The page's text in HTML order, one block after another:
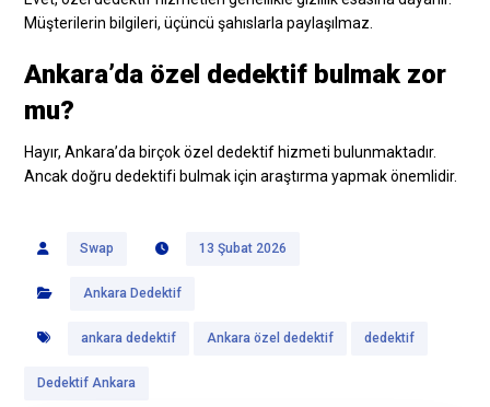
Müşterilerin bilgileri, üçüncü şahıslarla paylaşılmaz.
Ankara’da özel dedektif bulmak zor
mu?
Hayır, Ankara’da birçok özel dedektif hizmeti bulunmaktadır.
Ancak doğru dedektifi bulmak için araştırma yapmak önemlidir.
Swap 13 Şubat 2026
Ankara Dedektif
ankara dedektif Ankara özel dedektif dedektif
Dedektif Ankara